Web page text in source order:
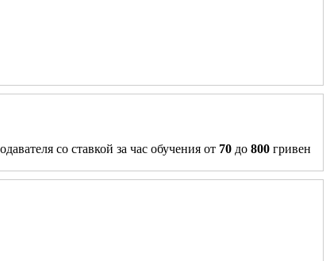
со ставкой за час обучения от 70 до 800 гривен